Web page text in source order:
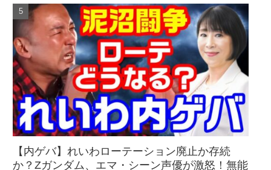
【内ゲバ】れいわローテーション廃止か存続
か？Zガンダム、エマ・シーン声優が激怒！無能